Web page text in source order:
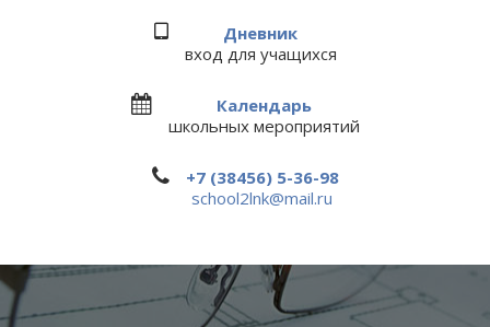
Дневник
вход для учащихся
Календарь
школьных мероприятий
+7 (38456) 5-36-98
school2lnk@mail.ru